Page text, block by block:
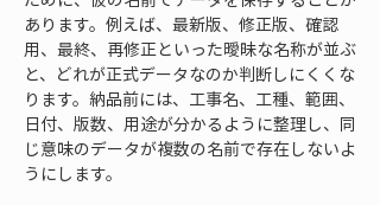
あります。例えば、最新版、修正版、確認
用、最終、再修正といった曖昧な名称が並ぶ
と、どれが正式データなのか判断しにくくな
ります。納品前には、工事名、工種、範囲、
日付、版数、用途が分かるように整理し、同
じ意味のデータが複数の名前で存在しないよ
うにします。